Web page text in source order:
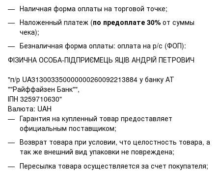
Наличная форма оплаты на торговой точке;
Наложенный платеж (по предоплате 30% от суммы
чека);
Безналичная форма оплаты: оплата на р/с (ФОП):
ФІЗИЧНА ОСОБА-ПІДПРИЄМЕЦЬ ЯЦІВ АНДРІЙ ПЕТРОВИЧ
"п/р UA313003350000000260092213884 у банку АТ
""Райффайзен Банк"",
ІПН 3259710630"
Валюта: UAH
Гарантия на купленный товар предоставляет
официальным поставщиком;
Возврат товара при условии, что целостность товара, а
так же внешний вид упаковки не повреждена;
Пересылка товара осуществляется за счет покупателя;